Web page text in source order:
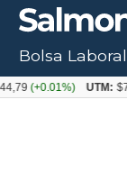
Bolsa Laboral
UTM: $71.649